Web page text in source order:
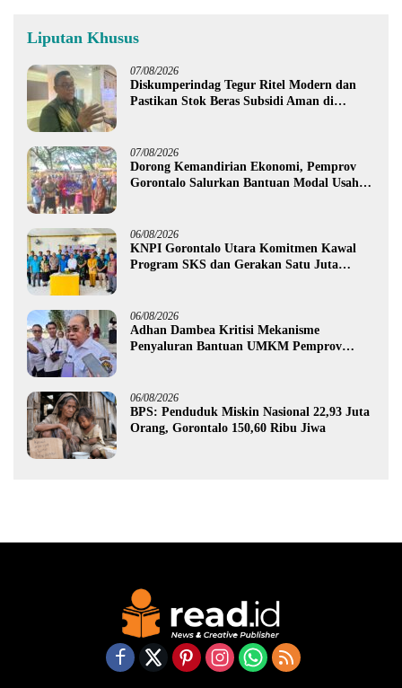
Liputan Khusus
07/08/2026
Diskumperindag Tegur Ritel Modern dan
Pastikan Stok Beras Subsidi Aman di
07/08/2026
Dorong Kemandirian Ekonomi, Pemprov
Gorontalo Salurkan Bantuan Modal Usaha
06/08/2026
KNPI Gorontalo Utara Komitmen Kawal
Program SKS dan Gerakan Satu Juta
06/08/2026
Adhan Dambea Kritisi Mekanisme
Penyaluran Bantuan UMKM Pemprov
06/08/2026
BPS: Penduduk Miskin Nasional 22,93 Juta
Orang, Gorontalo 150,60 Ribu Jiwa